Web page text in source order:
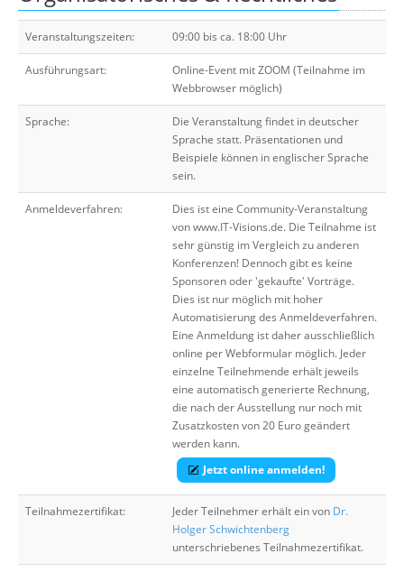
Veranstaltungszeiten: 09:00 bis ca. 18:00 Uhr
Ausführungsart:
Online-Event mit ZOOM (Teilnahme im
Webbrowser möglich)
Sprache:
Die Veranstaltung findet in deutscher
Sprache statt. Präsentationen und
Beispiele können in englischer Sprache
sein.
Anmeldeverfahren:
Dies ist eine Community-Veranstaltung
von www.IT-Visions.de. Die Teilnahme ist
sehr günstig im Vergleich zu anderen
Konferenzen! Dennoch gibt es keine
Sponsoren oder 'gekaufte' Vorträge.
Dies ist nur möglich mit hoher
Automatisierung des Anmeldeverfahren.
Eine Anmeldung ist daher ausschließlich
online per Webformular möglich. Jeder
einzelne Teilnehmende erhält jeweils
eine automatisch generierte Rechnung,
die nach der Ausstellung nur noch mit
Zusatzkosten von 20 Euro geändert
werden kann.
Jetzt online anmelden!
Teilnahmezertifikat: Jeder Teilnehmer erhält ein von Dr.
Holger Schwichtenberg
unterschriebenes Teilnahmezertifikat.